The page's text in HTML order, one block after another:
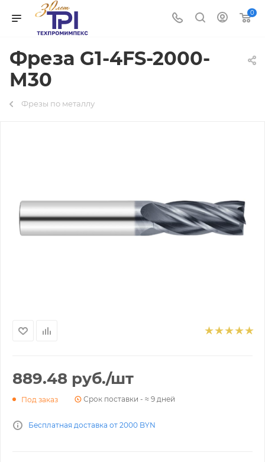
0
Фреза G1-4FS-2000-
M30
Фрезы по металлу
889.48 руб./шт
Под заказ Срок поставки - ≈ 9 дней
Бесплатная доставка от 2000 BYN